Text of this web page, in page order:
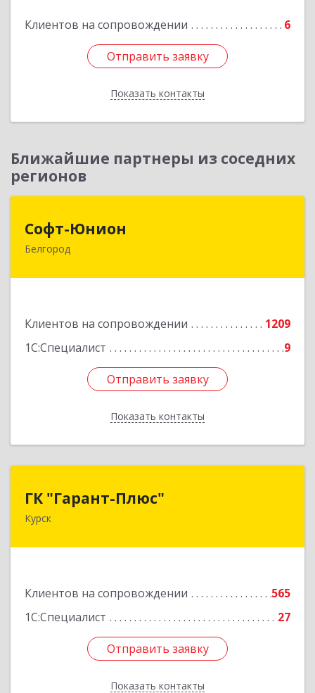
Клиентов на сопровождении 6
Отправить заявку
Показать контакты
Подробнее
Отправить заявку
Назад
Ближайшие партнеры из соседних
регионов
Софт-Юнион
Белгород
Клиентов на сопровождении
1209
1С:Специалист
9
Отправить заявку
Показать контакты
308014, Белгородская обл, Белгород г, Садовая
Отправить заявку
Назад
ГК "Гарант-Плюс"
Курск
Клиентов на сопровождении
565
1С:Специалист
27
Отправить заявку
Показать контакты
305035, Курская обл, Курск г, Овечкина ул, дом
Отправить заявку
Назад